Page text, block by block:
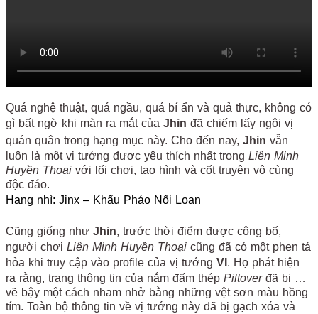
Quá nghệ thuật, quá ngầu, quá bí ẩn và quả thực, không có
gì bất ngờ khi màn ra mắt của Jhin đã chiếm lấy ngôi vị
quán quân trong hạng mục này. Cho đến nay, Jhin vẫn
luôn là một vị tướng được yêu thích nhất trong Liên Minh
Huyền Thoại với lối chơi, tạo hình và cốt truyện vô cùng
độc đáo.
Hạng nhì: Jinx – Khẩu Pháo Nổi Loạn
Cũng giống như Jhin, trước thời điểm được công bố,
người chơi Liên Minh Huyền Thoại cũng đã có một phen tá
hỏa khi truy cập vào profile của vị tướng VI . Họ phát hiện
ra rằng, trang thông tin của nắm đấm thép Piltover đã bị …
vẽ bậy một cách nham nhở bằng những vệt sơn màu hồng
tím. Toàn bộ thông tin về vị tướng này đã bị gạch xóa và